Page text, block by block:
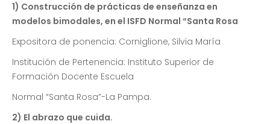
1) Construcción de prácticas de enseñanza en
modelos bimodales, en el ISFD Normal “Santa Rosa
Expositora de ponencia: Corniglione, Silvia María
Institución de Pertenencia: Instituto Superior de
Formación Docente Escuela
Normal “Santa Rosa”-La Pampa.
2) El abrazo que cuida.